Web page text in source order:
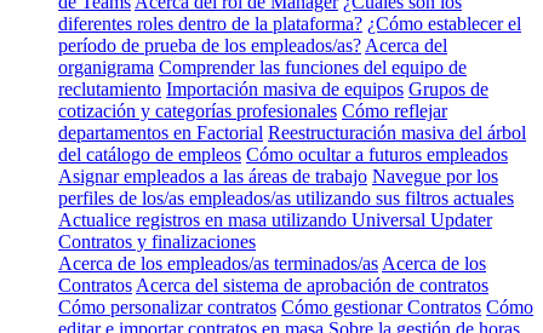
diferentes roles dentro de la plataforma? ¿Cómo establecer el
período de prueba de los empleados/as? Acerca del
organigrama Comprender las funciones del equipo de
reclutamiento Importación masiva de equipos Grupos de
cotización y categorías profesionales Cómo reflejar
departamentos en Factorial Reestructuración masiva del árbol
del catálogo de empleos Cómo ocultar a futuros empleados
Asignar empleados a las áreas de trabajo Navegue por los
perfiles de los/as empleados/as utilizando sus filtros actuales
Actualice registros en masa utilizando Universal Updater
Contratos y finalizaciones
Acerca de los empleados/as terminados/as Acerca de los
Contratos Acerca del sistema de aprobación de contratos
Cómo personalizar contratos Cómo gestionar Contratos Cómo
editar e importar contratos en masa Sobre la gestión de horas